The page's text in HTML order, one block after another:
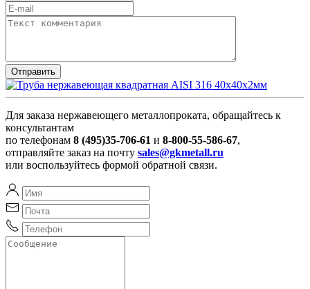
Для заказа нержавеющего металлопроката, обращайтесь к
консультантам
по телефонам 8 (495)35-706-61 и 8-800-55-586-67,
отправляйте заказ на почту sales@gkmetall.ru
или воспользуйтесь формой обратной связи.